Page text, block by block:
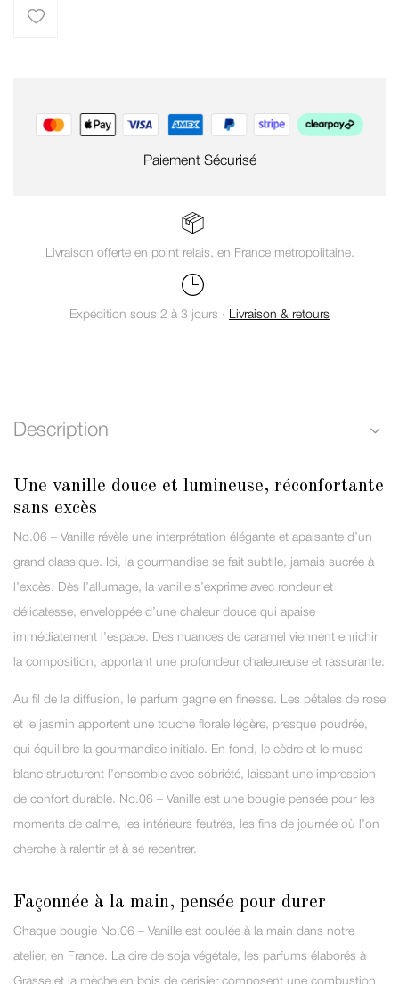
Paiement Sécurisé
Livraison offerte en point relais, en France métropolitaine.
Expédition sous 2 à 3 jours · Livraison & retours
Description
Une vanille douce et lumineuse, réconfortante
sans excès
No.06 – Vanille révèle une interprétation élégante et apaisante d’un
grand classique. Ici, la gourmandise se fait subtile, jamais sucrée à
l’excès. Dès l’allumage, la vanille s’exprime avec rondeur et
délicatesse, enveloppée d’une chaleur douce qui apaise
immédiatement l’espace. Des nuances de caramel viennent enrichir
la composition, apportant une profondeur chaleureuse et rassurante.
Au fil de la diffusion, le parfum gagne en finesse. Les pétales de rose
et le jasmin apportent une touche florale légère, presque poudrée,
qui équilibre la gourmandise initiale. En fond, le cèdre et le musc
blanc structurent l’ensemble avec sobriété, laissant une impression
de confort durable. No.06 – Vanille est une bougie pensée pour les
moments de calme, les intérieurs feutrés, les fins de journée où l’on
cherche à ralentir et à se recentrer.
Façonnée à la main, pensée pour durer
Chaque bougie No.06 – Vanille est coulée à la main dans notre
atelier, en France. La cire de soja végétale, les parfums élaborés à
Grasse et la mèche en bois de cerisier composent une combustion